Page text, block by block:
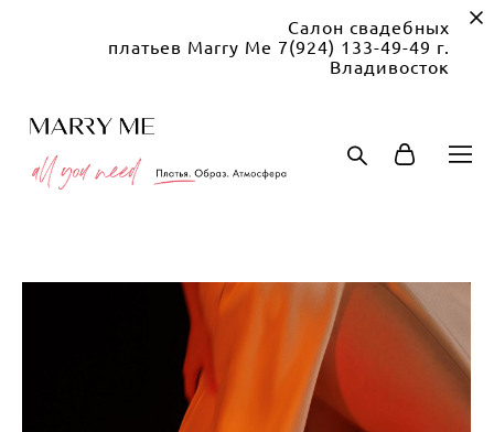
Салон свадебных
платьев Marry Me 7(924) 133-49-49 г.
Владивосток